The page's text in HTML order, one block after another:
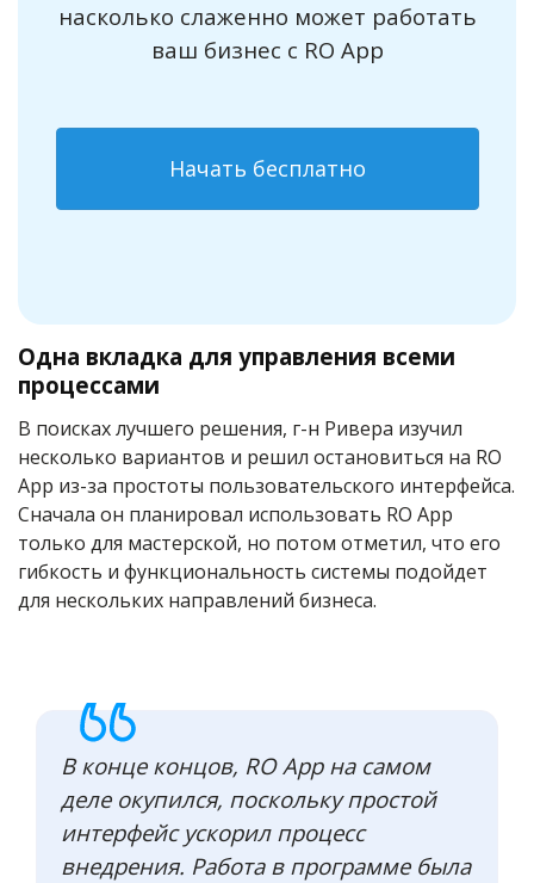
насколько слаженно может работать
ваш бизнес с RO App
Начать бесплатно
Одна вкладка для управления всеми
процессами
В поисках лучшего решения, г-н Ривера изучил
несколько вариантов и решил остановиться на RO
App из-за простоты пользовательского интерфейса.
Сначала он планировал использовать RO App
только для мастерской, но потом отметил, что его
гибкость и функциональность системы подойдет
для нескольких направлений бизнеса.
В конце концов, RO App на самом
деле окупился, поскольку простой
интерфейс ускорил процесс
внедрения. Работа в программе была